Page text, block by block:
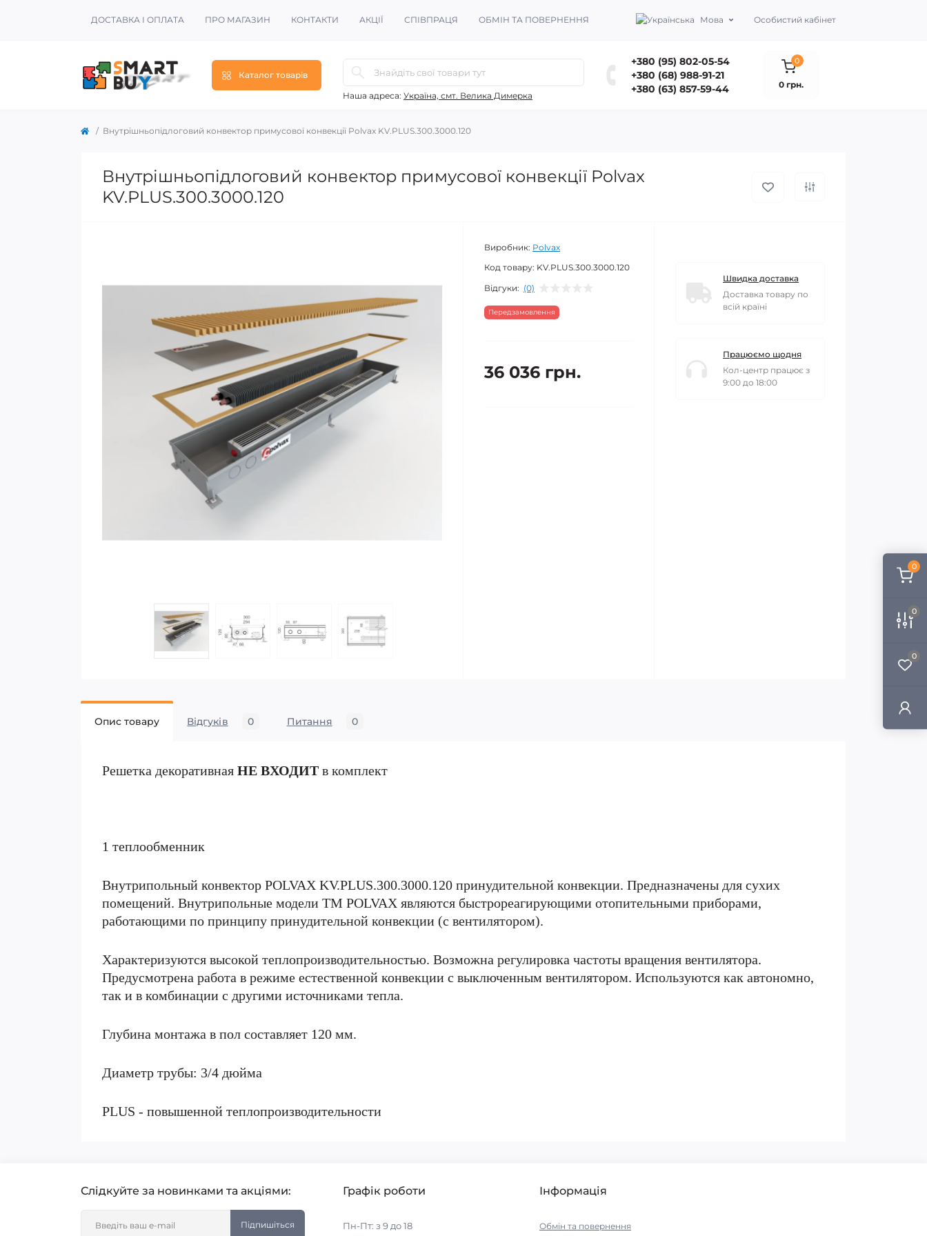
0
0
0
ДОСТАВКА І ОПЛАТА ПРО МАГАЗИН КОНТАКТИ АКЦІЇ СПІВПРАЦЯ ОБМІН ТА ПОВЕРНЕННЯ Мова Особистий кабінет
Каталог товарів
Наша адреса: Україна, смт. Велика Димерка
+380 (95) 802-05-54
+380 (68) 988-91-21
+380 (63) 857-59-44
0
0 грн.
Внутрішньопідлоговий конвектор примусової конвекції Polvax KV.PLUS.300.3000.120
Внутрішньопідлоговий конвектор примусової конвекції Polvax
KV.PLUS.300.3000.120
Виробник: Polvax
Код товару: KV.PLUS.300.3000.120
Відгуки: (0)
Передзамовлення
36 036 грн.
Швидка доставка
Доставка товару по
всій країні
Працюємо щодня
Кол-центр працює з
9:00 до 18:00
Опис товару Відгуків 0 Питання 0
Решетка декоративная НЕ ВХОДИТ в комплект
1 теплообменник
Внутрипольный конвектор POLVAX KV.PLUS.300.3000.120 принудительной конвекции. Предназначены для сухих
помещений. Внутрипольные модели ТМ POLVAX являются быстрореагирующими отопительными приборами,
работающими по принципу принудительной конвекции (с вентилятором).
Характеризуются высокой теплопроизводительностью. Возможна регулировка частоты вращения вентилятора.
Предусмотрена работа в режиме естественной конвекции с выключенным вентилятором. Используются как автономно,
так и в комбинации с другими источниками тепла.
Глубина монтажа в пол составляет 120 мм.
Диаметр трубы: 3/4 дюйма
PLUS - повышенной теплопроизводительности
Слідкуйте за новинками та акціями:
Підпишіться
Графік роботи
Пн-Пт: з 9 до 18
Інформація
Обмін та повернення